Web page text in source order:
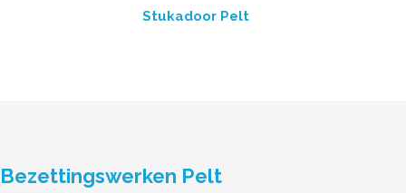
Stukadoor Pelt
Bezettingswerken Pelt